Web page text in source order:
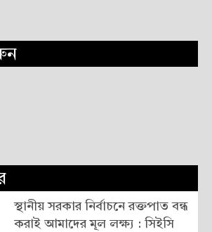
স্থানীয় সরকার নির্বাচনে রক্তপাত বন্ধ
করাই আমাদের মূল লক্ষ্য : সিইসি